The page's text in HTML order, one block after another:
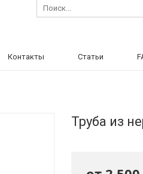
Контакты Статьи
Труба из